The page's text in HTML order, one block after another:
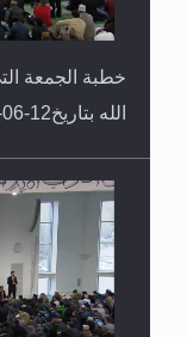
خطبة الجمعة
الله بتاريخ12-06-2026